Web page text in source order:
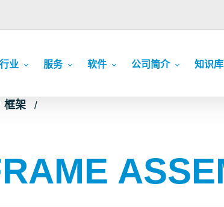
行业 服务 软件 公司简介 知识库
框架